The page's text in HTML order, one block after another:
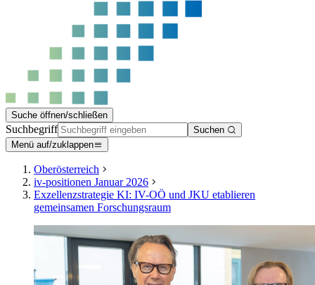
Suche öffnen/schließen
Suchbegriff
Suchen
Menü auf/zuklappen
Oberösterreich
iv-positionen Januar 2026
Exzellenzstrategie KI: IV-OÖ und JKU etablieren
gemeinsamen Forschungsraum